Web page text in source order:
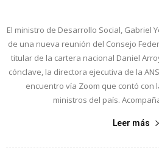
El ministro de Desarrollo Social, Gabriel
de una nueva reunión del Consejo
titular de la cartera nacional Daniel
cónclave, la directora ejecutiva de la
encuentro vía Zoom que contó con
ministros del país.
Leer más